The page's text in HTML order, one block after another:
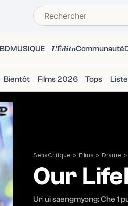
BDMUSIQUE L'ÉditoCommunauté
Bientôt Films 2026 Tops
SensCritique > Films > Drame >
Our
Uri ui saengmyong: Che 1